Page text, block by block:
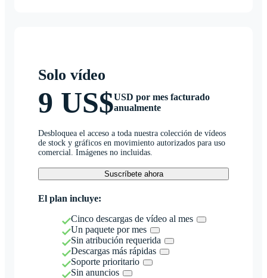
Solo vídeo
9 US$USD por mes facturado
anualmente
Desbloquea el acceso a toda nuestra colección de vídeos
de stock y gráficos en movimiento autorizados para uso
comercial. Imágenes no incluidas.
Suscríbete ahora
El plan incluye:
Cinco descargas de vídeo al mes
Un paquete por mes
Sin atribución requerida
Descargas más rápidas
Soporte prioritario
Sin anuncios